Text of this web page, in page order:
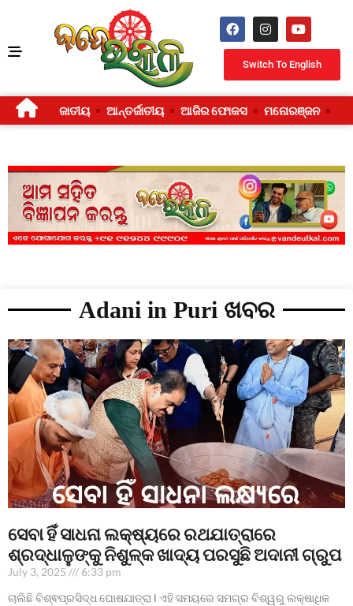
Switch To English
ଜାତୀୟ ଆନ୍ତର୍ଜାତୀୟ ଆଜିର ଫୋକସ ମନୋରଞ୍ଜନ
Adani in Puri ଖବର
ସେବା ହିଁ ସାଧନା ଲକ୍ଷ୍ୟରେ ରଥଯାତ୍ରାରେ
ଶ୍ରଦ୍ଧାଳୁଙ୍କୁ ନିଶୁଳ୍କ ଖାଦ୍ୟ ପରସୁଛି ଅଦାନୀ ଗ୍ରୁପ
July 3, 2025
6:33 pm
ଚାଲିଛି ବିଶ୍ଵପ୍ରସିଦ୍ଧ ଘୋଷଯାତ୍ରା l ଏହି ସମୟରେ ସମଗ୍ର ବିଶ୍ୱରୁ ଲକ୍ଷାଧିକ